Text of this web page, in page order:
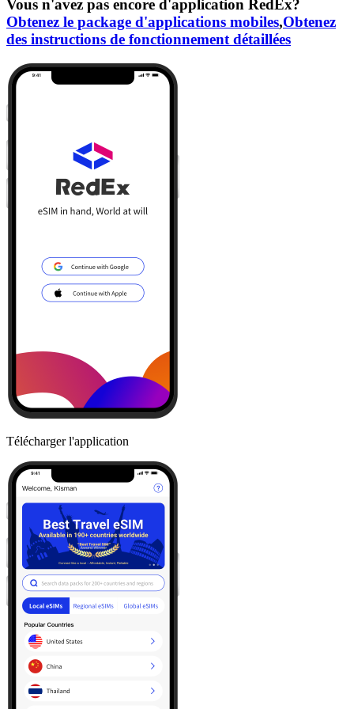
Vous n'avez pas encore d'application RedEx?
Obtenez le package d'applications mobiles,Obtenez
des instructions de fonctionnement détaillées
Télécharger l'application